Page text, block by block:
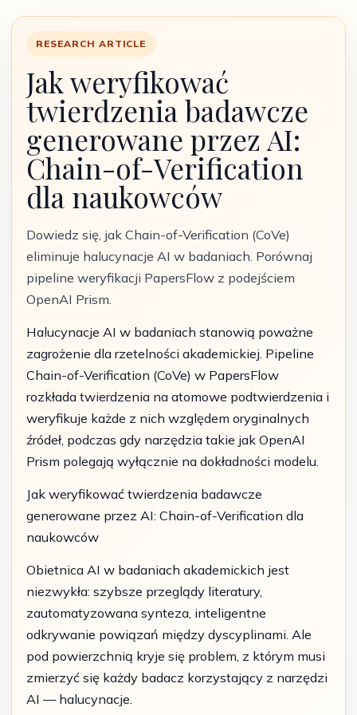
RESEARCH ARTICLE
Jak weryfikować
twierdzenia badawcze
generowane przez AI:
Chain-of-Verification
dla naukowców
Dowiedz się, jak Chain-of-Verification (CoVe)
eliminuje halucynacje AI w badaniach. Porównaj
pipeline weryfikacji PapersFlow z podejściem
OpenAI Prism.
Halucynacje AI w badaniach stanowią poważne
zagrożenie dla rzetelności akademickiej. Pipeline
Chain-of-Verification (CoVe) w PapersFlow
rozkłada twierdzenia na atomowe podtwierdzenia i
weryfikuje każde z nich względem oryginalnych
źródeł, podczas gdy narzędzia takie jak OpenAI
Prism polegają wyłącznie na dokładności modelu.
Jak weryfikować twierdzenia badawcze
generowane przez AI: Chain-of-Verification dla
naukowców
Obietnica AI w badaniach akademickich jest
niezwykła: szybsze przeglądy literatury,
zautomatyzowana synteza, inteligentne
odkrywanie powiązań między dyscyplinami. Ale
pod powierzchnią kryje się problem, z którym musi
zmierzyć się każdy badacz korzystający z narzędzi
AI — halucynacje.